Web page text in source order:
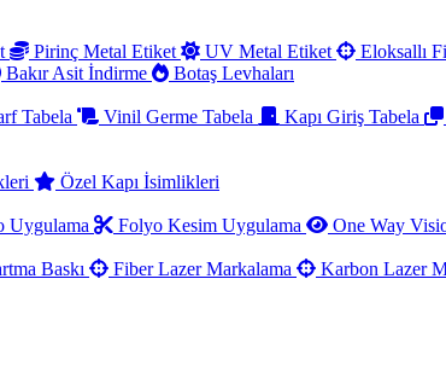
Pirinç Metal Etiket UV Metal Etiket Eloksallı
Bakır Asit İndirme
Botaş Levhaları
Tabela Vinil Germe Tabela Kapı Giriş Tabela
Özel Kapı İsimlikleri
Uygulama Folyo Kesim Uygulama One Way
Baskı Fiber Lazer Markalama Karbon Lazer